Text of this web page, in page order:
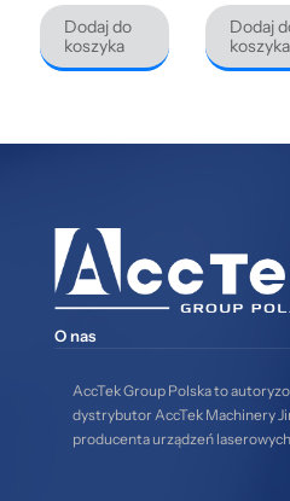
Dodaj do
koszyka
Dodaj
koszyka
O nas
AccTek Group Polska to
dystrybutor AccTek Machinery
producenta urządzeń